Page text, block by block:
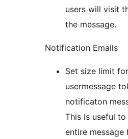
users will visit
the message.
Notification Emails
Set size limit
usermessage
notificaton
This is useful
entire message